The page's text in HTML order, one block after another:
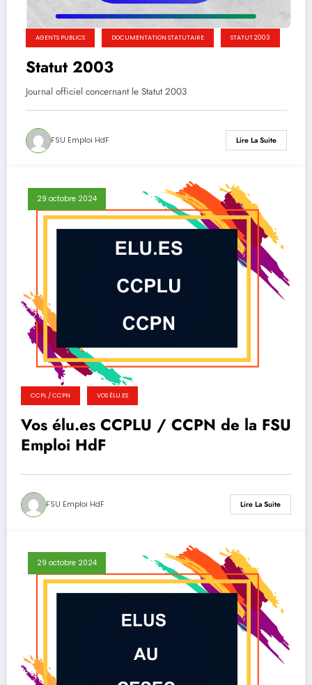
AGENTS PUBLICS DOCUMENTATION STATUTAIRE STATUT 2003
Statut 2003
Journal officiel concernant le Statut 2003
FSU Emploi HdF Lire La Suite
29 octobre 2024
CCPL / CCPN VOS ÉLU.ES
Vos élu.es CCPLU / CCPN de la FSU
Emploi HdF
FSU Emploi HdF Lire La Suite
29 octobre 2024